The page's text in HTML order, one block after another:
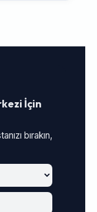
İçin
bırakın,